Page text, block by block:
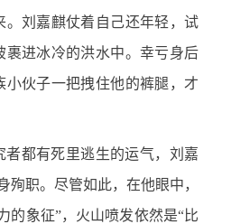
。刘嘉麒仗着自己还年轻，试
裹进冰冷的洪水中。幸亏身后
小伙子一把拽住他的裤腿，才
者都有死里逃生的运气，刘嘉
殉职。尽管如此，在他眼中，
的象征”，火山喷发依然是“比